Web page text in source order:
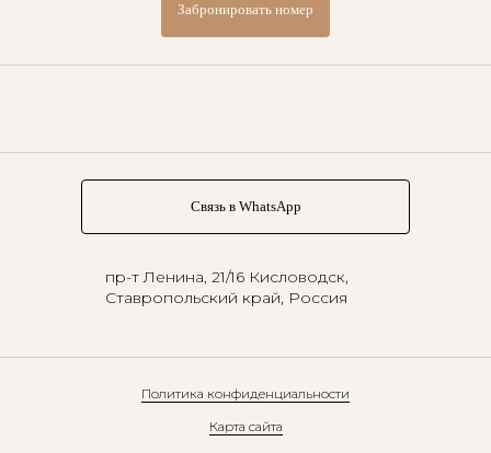
Забронировать номер
Связь в WhatsApp
пр-т Ленина, 21/16 Кисловодск,
Ставропольский край, Россия
Политика конфиденциальности
Карта сайта